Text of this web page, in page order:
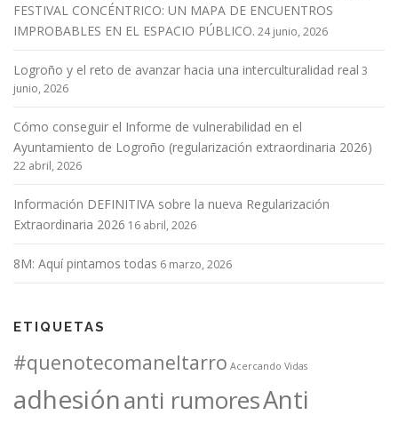
FESTIVAL CONCÉNTRICO: UN MAPA DE ENCUENTROS
IMPROBABLES EN EL ESPACIO PÚBLICO. 24 junio, 2026
Logroño y el reto de avanzar hacia una interculturalidad real 3
junio, 2026
Cómo conseguir el Informe de vulnerabilidad en el
Ayuntamiento de Logroño (regularización extraordinaria 2026)
22 abril, 2026
Información DEFINITIVA sobre la nueva Regularización
Extraordinaria 2026 16 abril, 2026
8M: Aquí pintamos todas 6 marzo, 2026
ETIQUETAS
#quenotecomaneltarro Acercando Vidas
adhesiónanti rumoresAnti